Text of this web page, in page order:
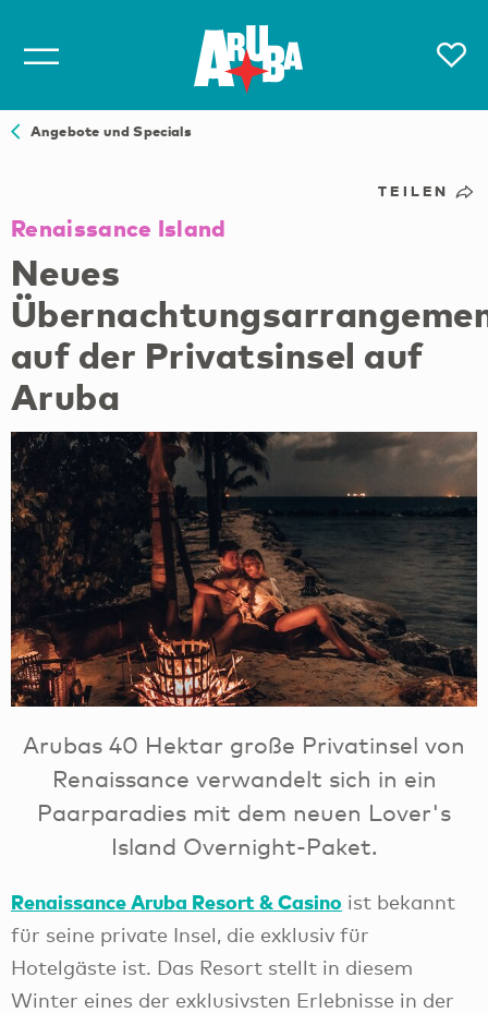
Angebote und Specials
TEILEN
Renaissance Island
Neues
auf der Privatsinsel auf
Aruba
Arubas 40 Hektar große Privatinsel von
Renaissance verwandelt sich in ein
Paarparadies mit dem neuen Lover's
Island Overnight-Paket.
Renaissance Aruba Resort & Casino ist bekannt
für seine private Insel, die exklusiv für
Hotelgäste ist. Das Resort stellt in diesem
Winter eines der exklusivsten Erlebnisse in der